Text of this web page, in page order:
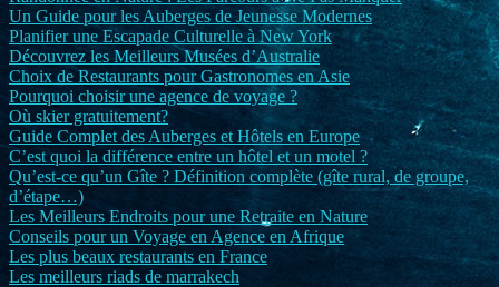
Un Guide pour les Auberges de Jeunesse Modernes
Planifier une Escapade Culturelle à New York
Découvrez les Meilleurs Musées d’Australie
Choix de Restaurants pour Gastronomes en Asie
Pourquoi choisir une agence de voyage ?
Où skier gratuitement?
Guide Complet des Auberges et Hôtels en Europe
C’est quoi la différence entre un hôtel et un motel ?
Qu’est-ce qu’un Gîte ? Définition complète (gîte rural, de groupe,
d’étape…)
Les Meilleurs Endroits pour une Retraite en Nature
Conseils pour un Voyage en Agence en Afrique
Les plus beaux restaurants en France
Les meilleurs riads de marrakech